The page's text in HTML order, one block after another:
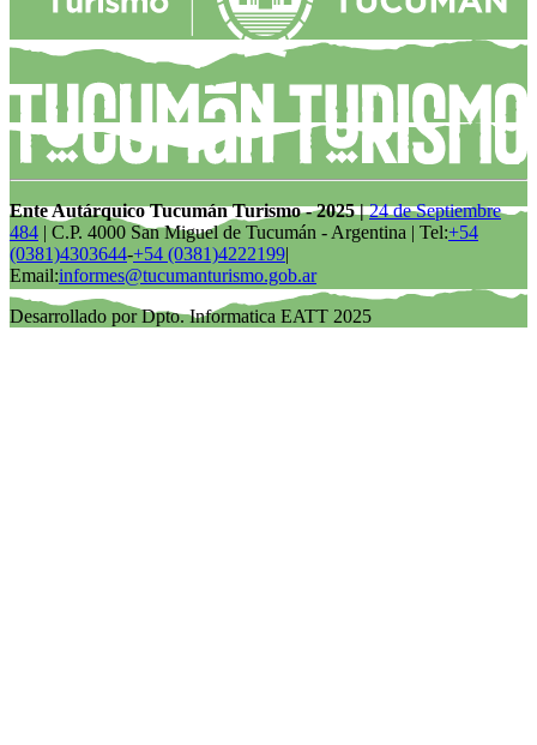
Ente Autárquico Tucumán Turismo - 2025 |24 de Septiembre
484 | C.P. 4000 San Miguel de Tucumán - Argentina | Tel:+54
(0381)4303644-+54 (0381)4222199|
Email:informes@tucumanturismo.gob.ar
Desarrollado por Dpto. Informatica EATT 2025